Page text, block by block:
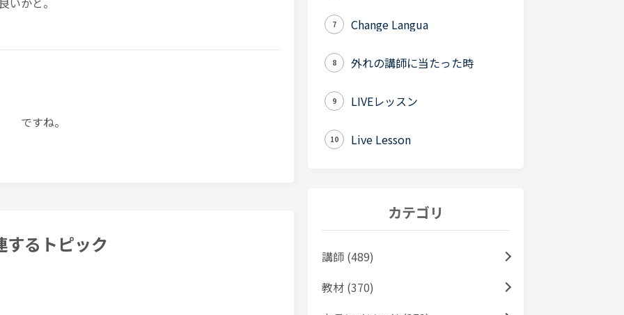
ですね。
するトピック
7 Change Langua
8 外れの講師に当たった時
9 LIVEレッスン
10 Live Lesson
カテゴリ
講師 (489)
教材 (370)